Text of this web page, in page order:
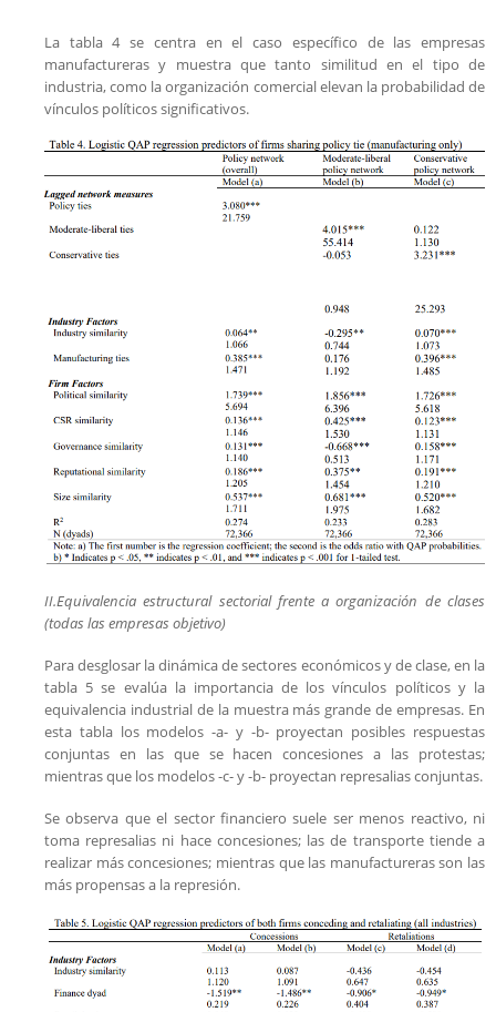
La tabla 4 se centra en el caso específico de las empresas
manufactureras y muestra que tanto similitud en el tipo de
industria, como la organización comercial elevan la probabilidad de
vínculos políticos significativos.
II.Equivalencia estructural sectorial frente a organización de clases
(todas las empresas objetivo)
Para desglosar la dinámica de sectores económicos y de clase, en la
tabla 5 se evalúa la importancia de los vínculos políticos y la
equivalencia industrial de la muestra más grande de empresas. En
esta tabla los modelos -a- y -b- proyectan posibles respuestas
conjuntas en las que se hacen concesiones a las protestas;
mientras que los modelos -c- y -b- proyectan represalias conjuntas.
Se observa que el sector financiero suele ser menos reactivo, ni
toma represalias ni hace concesiones; las de transporte tiende a
realizar más concesiones; mientras que las manufactureras son las
más propensas a la represión.